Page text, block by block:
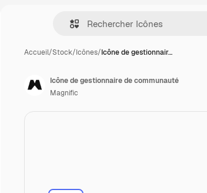
Accueil/Stock/Icônes/Icône de gestionnair…
Icône de gestionnaire de communauté
Magnific